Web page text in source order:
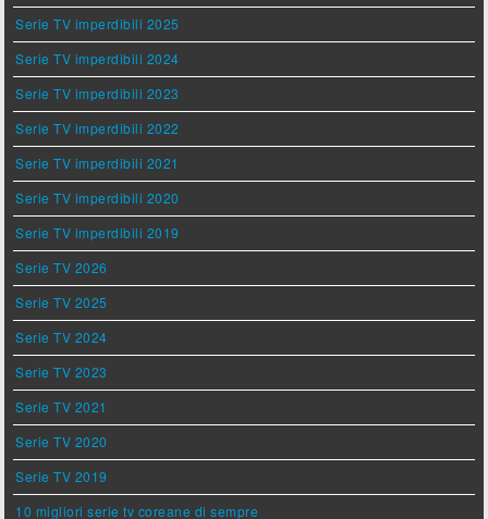
Serie TV imperdibili 2025
Serie TV imperdibili 2024
Serie TV imperdibili 2023
Serie TV imperdibili 2022
Serie TV imperdibili 2021
Serie TV imperdibili 2020
Serie TV imperdibili 2019
Serie TV 2026
Serie TV 2025
Serie TV 2024
Serie TV 2023
Serie TV 2021
Serie TV 2020
Serie TV 2019
10 migliori serie tv coreane di sempre